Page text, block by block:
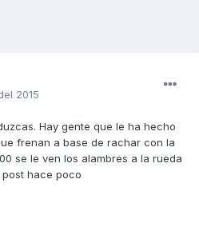
2015
Hay gente que le ha hecho
frenan a base de rachar con la
se le ven los alambres a la rueda
hace poco